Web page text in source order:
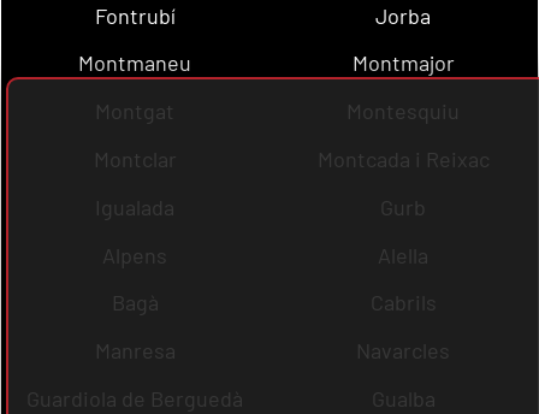
Fontrubí
Jorba
Montmaneu
Montmajor
Montgat
Montesquiu
Montclar
Montcada i Reixac
Igualada
Gurb
Alpens
Alella
Bagà
Cabrils
Manresa
Navarcles
Guardiola de Berguedà
Gualba